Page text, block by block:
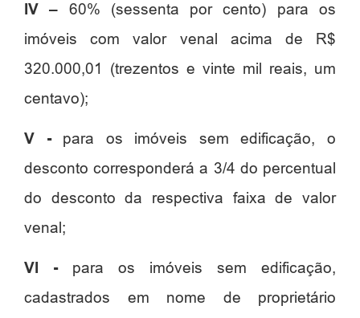
IV – 60% (sessenta por cento) para os
imóveis com valor venal acima de R$
320.000,01 (trezentos e vinte mil reais, um
centavo);
V -para os imóveis sem edificação, o
desconto corresponderá a 3/4 do percentual
do desconto da respectiva faixa de valor
venal;
VI -para os imóveis sem edificação,
cadastrados em nome de proprietário